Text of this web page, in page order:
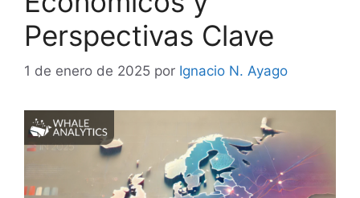
Perspectivas Clave
1 de enero de 2025 por Ignacio N. Ayago